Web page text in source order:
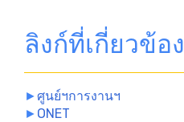
ลิงก์ที่เกี่ยวข้อง
►ศูนย์ฯการงานฯ
► ONET